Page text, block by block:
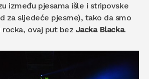
između pjesama išle i stripovske
za sljedeće pjesme), tako da smo
ovaj put bez Jacka Blacka.